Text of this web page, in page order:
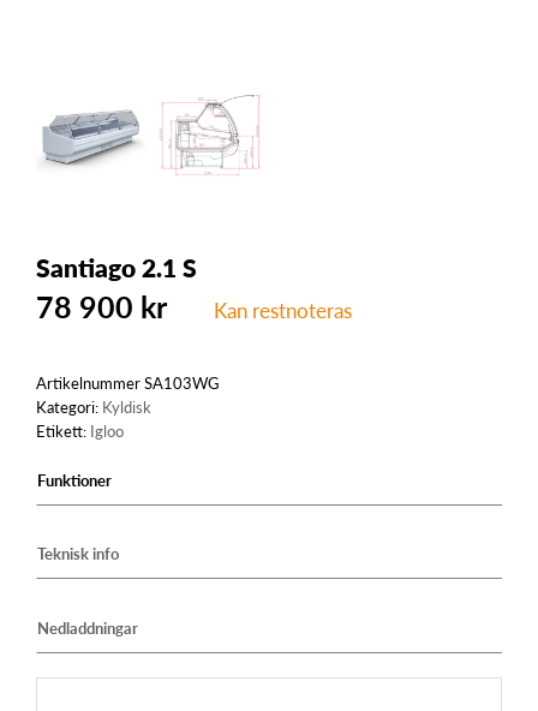
Santiago 2.1 S
78 900 kr Kan restnoteras
ArtikelnummerSA103WG
Kategori: Kyldisk
Etikett: Igloo
Funktioner
Teknisk info
Nedladdningar